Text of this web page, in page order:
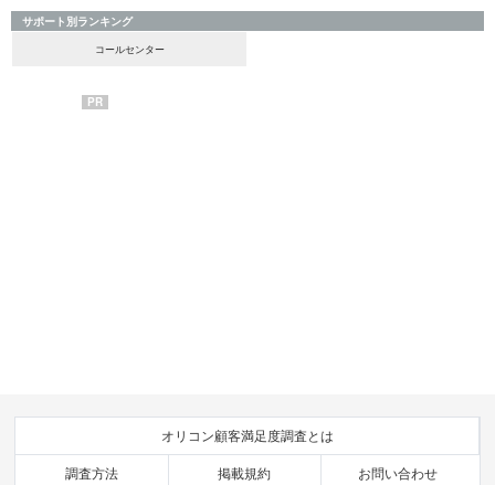
サポート別ランキング
コールセンター
PR
オリコン顧客満足度調査とは
調査方法 掲載規約 お問い合わせ